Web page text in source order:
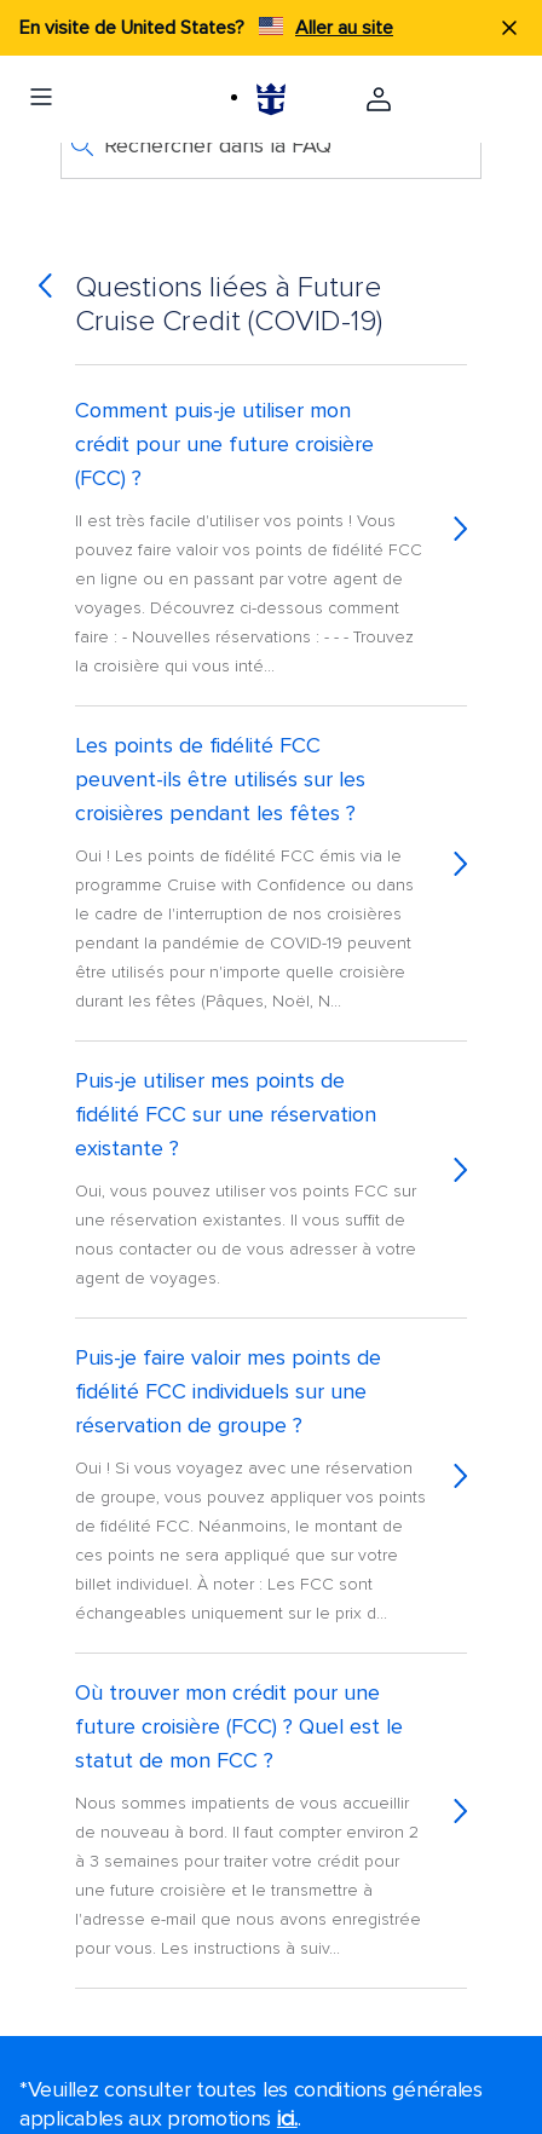
En visite de United States? Aller au site
Rechercher dans la FAQ
Questions liées à Future
Cruise Credit (COVID-19)
Comment puis-je utiliser mon
crédit pour une future croisière
(FCC) ?
Il est très facile d'utiliser vos points ! Vous
pouvez faire valoir vos points de fidélité FCC
en ligne ou en passant par votre agent de
voyages. Découvrez ci-dessous comment
faire : - Nouvelles réservations : - - - Trouvez
la croisière qui vous inté...
Les points de fidélité FCC
peuvent-ils être utilisés sur les
croisières pendant les fêtes ?
Oui ! Les points de fidélité FCC émis via le
programme Cruise with Confidence ou dans
le cadre de l'interruption de nos croisières
pendant la pandémie de COVID-19 peuvent
être utilisés pour n'importe quelle croisière
durant les fêtes (Pâques, Noël, N...
Puis-je utiliser mes points de
fidélité FCC sur une réservation
existante ?
Oui, vous pouvez utiliser vos points FCC sur
une réservation existantes. Il vous suffit de
nous contacter ou de vous adresser à votre
agent de voyages.
Puis-je faire valoir mes points de
fidélité FCC individuels sur une
réservation de groupe ?
Oui ! Si vous voyagez avec une réservation
de groupe, vous pouvez appliquer vos points
de fidélité FCC. Néanmoins, le montant de
ces points ne sera appliqué que sur votre
billet individuel. À noter : Les FCC sont
échangeables uniquement sur le prix d...
Où trouver mon crédit pour une
future croisière (FCC) ? Quel est le
statut de mon FCC ?
Nous sommes impatients de vous accueillir
de nouveau à bord. Il faut compter environ 2
à 3 semaines pour traiter votre crédit pour
une future croisière et le transmettre à
l'adresse e-mail que nous avons enregistrée
pour vous. Les instructions à suiv...
*Veuillez consulter toutes les conditions générales
applicables aux promotions ici..